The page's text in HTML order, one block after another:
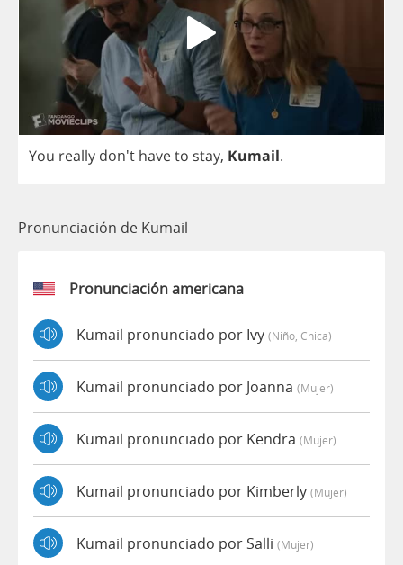
You really don't haveto stay, Kumail.
Pronunciación de Kumail
Pronunciación americana
Kumail pronunciado por Ivy (niño, Chica)
Kumail pronunciado por Joanna (mujer)
Kumail pronunciado por Kendra (mujer)
Kumail pronunciado por Kimberly (mujer)
Kumail pronunciado por Salli (mujer)